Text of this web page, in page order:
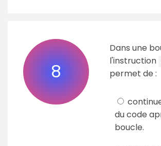
8
Dans une
l'instruction
permet de :
du code
boucle.